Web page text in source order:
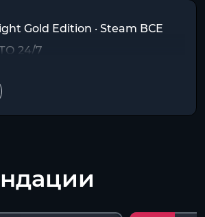
Gold Edition · Steam ВСЕ
24/7